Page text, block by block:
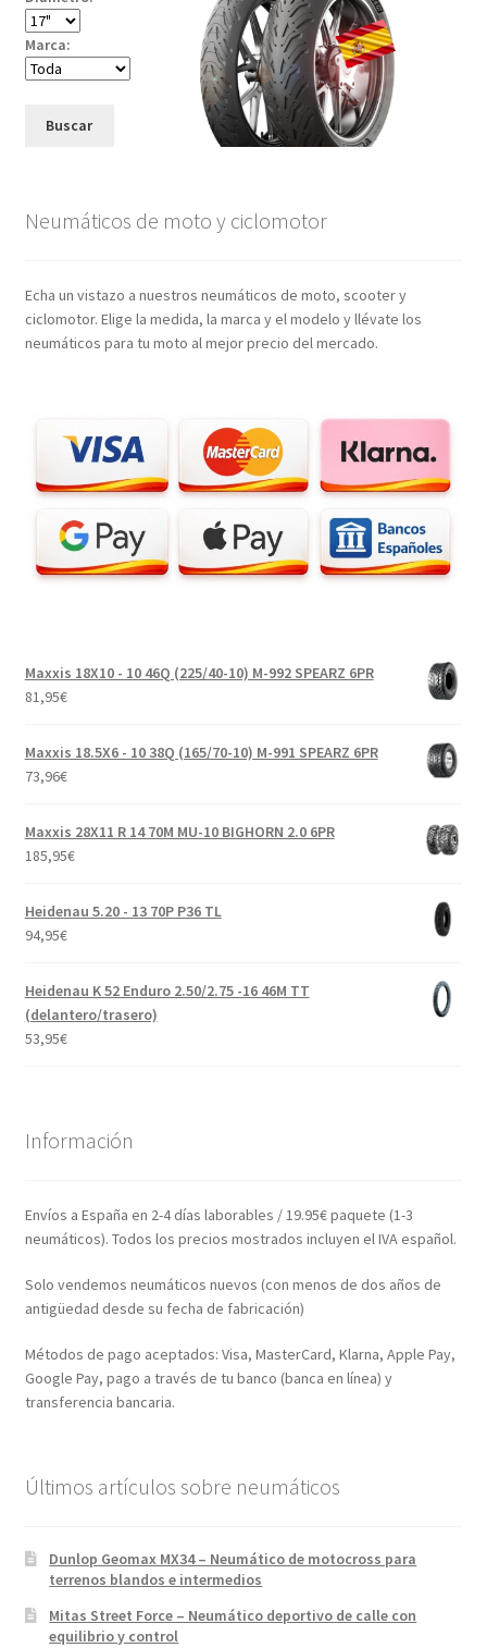
Marca:
Buscar
Neumáticos de moto y ciclomotor
Echa un vistazo a nuestros neumáticos de moto, scooter y
ciclomotor. Elige la medida, la marca y el modelo y llévate los
neumáticos para tu moto al mejor precio del mercado.
Maxxis 18X10 - 10 46Q (225/40-10) M-992 SPEARZ 6PR
81,95€
Maxxis 18.5X6 - 10 38Q (165/70-10) M-991 SPEARZ 6PR
73,96€
Maxxis 28X11 R 14 70M MU-10 BIGHORN 2.0 6PR
185,95€
Heidenau 5.20 - 13 70P P36 TL
94,95€
Heidenau K 52 Enduro 2.50/2.75 -16 46M TT
(delantero/trasero)
53,95€
Información
Envíos a España en 2-4 días laborables / 19.95€ paquete (1-3
neumáticos). Todos los precios mostrados incluyen el IVA español.
Solo vendemos neumáticos nuevos (con menos de dos años de
antigüedad desde su fecha de fabricación)
Métodos de pago aceptados: Visa, MasterCard, Klarna, Apple Pay,
Google Pay, pago a través de tu banco (banca en línea) y
transferencia bancaria.
Últimos artículos sobre neumáticos
Dunlop Geomax MX34 – Neumático de motocross para
terrenos blandos e intermedios
Mitas Street Force – Neumático deportivo de calle con
equilibrio y control